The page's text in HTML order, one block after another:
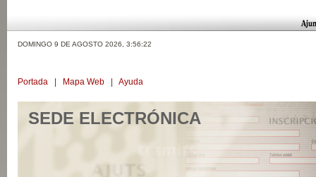
DOMINGO 9 DE AGOSTO 2026, 3:56:23
Portada Mapa Web Ayuda
SEDE ELECTRÓNICA